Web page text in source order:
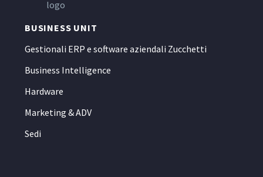
BUSINESS UNIT
Gestionali ERP e software aziendali Zucchetti
Business Intelligence
Hardware
Marketing & ADV
Sedi